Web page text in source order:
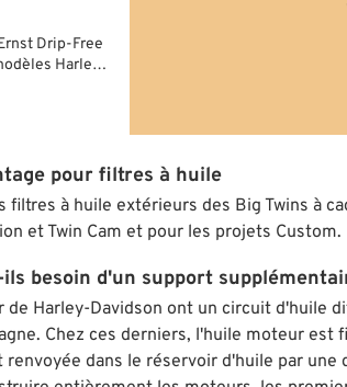
Drip-Free
Harley-
la cartouche
à côté,
pour filtres à huile
à huile extérieurs des Big Twins à
et Twin Cam et pour les projets Custom.
besoin d'un support
Harley-Davidson ont un circuit d'huile
Chez ces derniers, l'huile moteur est
dans le réservoir d'huile par une